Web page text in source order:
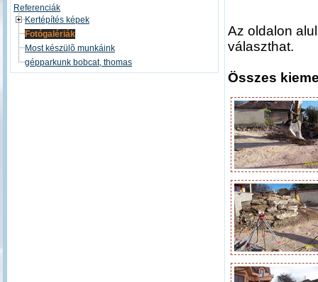
Referenciák
Kertépítés képek
Fotógalériák
Most készülõ munkáink
gépparkunk bobcat, thomas
Az oldalon
választhat.
Összes